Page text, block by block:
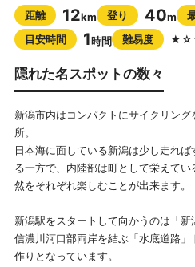
距離 12km 登り 40m
目安時間
1時間 難易度
隠れた名スポットの数々
新潟市内はコンパクトにサイクリン
所。
日本海に面している新潟は少し走れ
る一方で、内陸部は町として栄えて
然をそれぞれ楽しむことが出来ます。
新潟駅をスタートして向かうのは「新
信濃川河口部両岸を結ぶ「水底道路
作りとなっています。